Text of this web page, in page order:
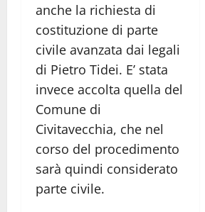
anche la richiesta di
costituzione di parte
civile avanzata dai legali
di Pietro Tidei. E’ stata
invece accolta quella del
Comune di
Civitavecchia, che nel
corso del procedimento
sarà quindi considerato
parte civile.